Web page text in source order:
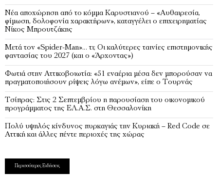
Νέα αποχώρηση από το κόμμα Καρυστιανού – «Αυθαιρεσία,
φίμωση, δολοφονία χαρακτήρων», καταγγέλει ο επιχειρηματίας
Νίκος Μπρουτζάκης
Μετά τον «Spider-Man»… τι; Oι καλύτερες ταινίες επιστημονικής
φαντασίας του 2027 (και ο «Άρχοντας»)
Φωτιά στην Αττικοβοιωτία: «51 εναέρια μέσα δεν μπορούσαν να
πραγματοποιήσουν ρίψεις λόγω ανέμων», είπε ο Τουρνάς
Τσίπρας: Στις 2 Σεπτεμβρίου η παρουσίαση του οικονομικού
προγράμματος της ΕΛ.Α.Σ. στη Θεσσαλονίκη
Πολύ υψηλός κίνδυνος πυρκαγιάς την Κυριακή – Red Code σε
Αττική και άλλες πέντε περιοχές της χώρας
Περισσότερες Ειδήσεις